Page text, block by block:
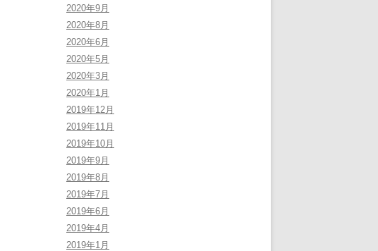
2020年9月
2020年8月
2020年6月
2020年5月
2020年3月
2020年1月
2019年12月
2019年11月
2019年10月
2019年9月
2019年8月
2019年7月
2019年6月
2019年4月
2019年1月